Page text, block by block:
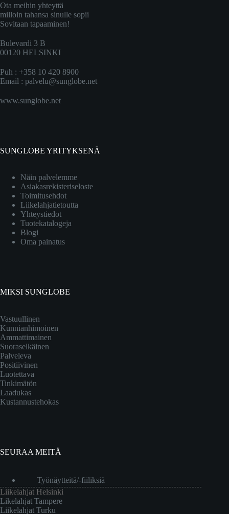
Ota meihin yhteyttä
milloin tahansa sinulle sopii
Sovitaan tapaaminen!
Bulevardi 3 B
00120 HELSINKI
Puh : +358 10 420 8900
Email : palvelu@sunglobe.net
www.sunglobe.net
SUNGLOBE YRITYKSENÄ
Näin palvelemme
Asiakasrekisteriseloste
Toimitusehdot
Liikelahjatietoutta
Yhteystiedot
Tuotekatalogeja
Blogi
Oma painatus
MIKSI SUNGLOBE
Vastuullinen
Kunnianhimoinen
Ammattimainen
Suoraselkäinen
Palveleva
Positiivinen
Luotettava
Tinkimätön
Laadukas
Kustannustehokas
SEURAA MEITÄ
Työnäytteitä/-fiiliksiä
Liikelahjat Helsinki
Likelahjat Tampere
Liikelahjat Turku